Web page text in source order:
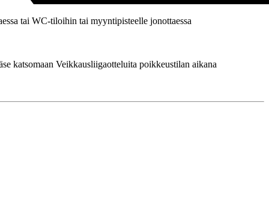
tai WC-tiloihin tai myyntipisteelle jonottaessa
katsomaan Veikkausliigaotteluita poikkeustilan aikana